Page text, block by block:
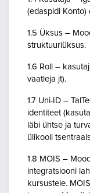
(edaspidi Konto)
1.5 Üksus –
struktuuriüksus.
1.6 Roll –
vaatleja jt).
1.7 Uni-ID –
identiteet
läbi ühtse ja
ülikooli
1.8 MOIS –
integratsiooni
kursustele.